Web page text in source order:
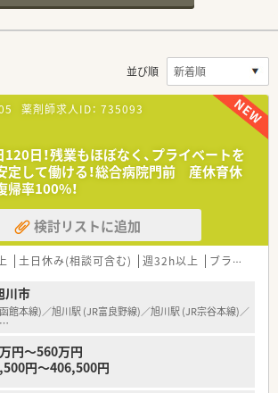
並び順
薬剤師求人ID： 735093
120日！残業もほぼなく、プライベートを
定して働ける！総合病院門前 産休育休
率100%！
検討リストに追加
土日休み(相談可含む) 週32h以上 ブランク可
川市
館本線)／旭川駅 (JR富良野線)／旭川駅 (JR宗谷本線)／
…
円～560万円
円～406,500円